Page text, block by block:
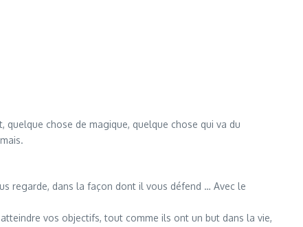
chose de magique, quelque chose qui va du
regarde, dans la façon dont il vous défend … Avec le
vos objectifs, tout comme ils ont un but dans la vie,